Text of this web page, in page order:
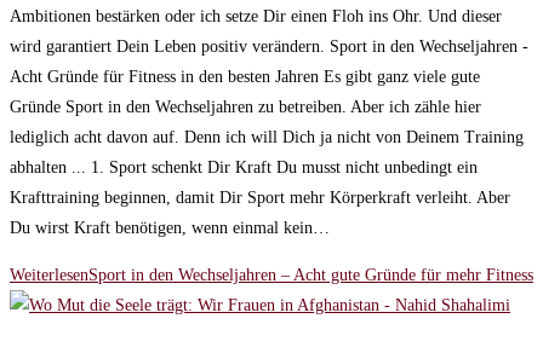
Ambitionen bestärken oder ich setze Dir einen Floh ins Ohr. Und dieser
wird garantiert Dein Leben positiv verändern. Sport in den Wechseljahren -
Acht Gründe für Fitness in den besten Jahren Es gibt ganz viele gute
Gründe Sport in den Wechseljahren zu betreiben. Aber ich zähle hier
lediglich acht davon auf. Denn ich will Dich ja nicht von Deinem Training
abhalten ... 1. Sport schenkt Dir Kraft Du musst nicht unbedingt ein
Krafttraining beginnen, damit Dir Sport mehr Körperkraft verleiht. Aber
Du wirst Kraft benötigen, wenn einmal kein…
WeiterlesenSport in den Wechseljahren – Acht gute Gründe für mehr Fitness